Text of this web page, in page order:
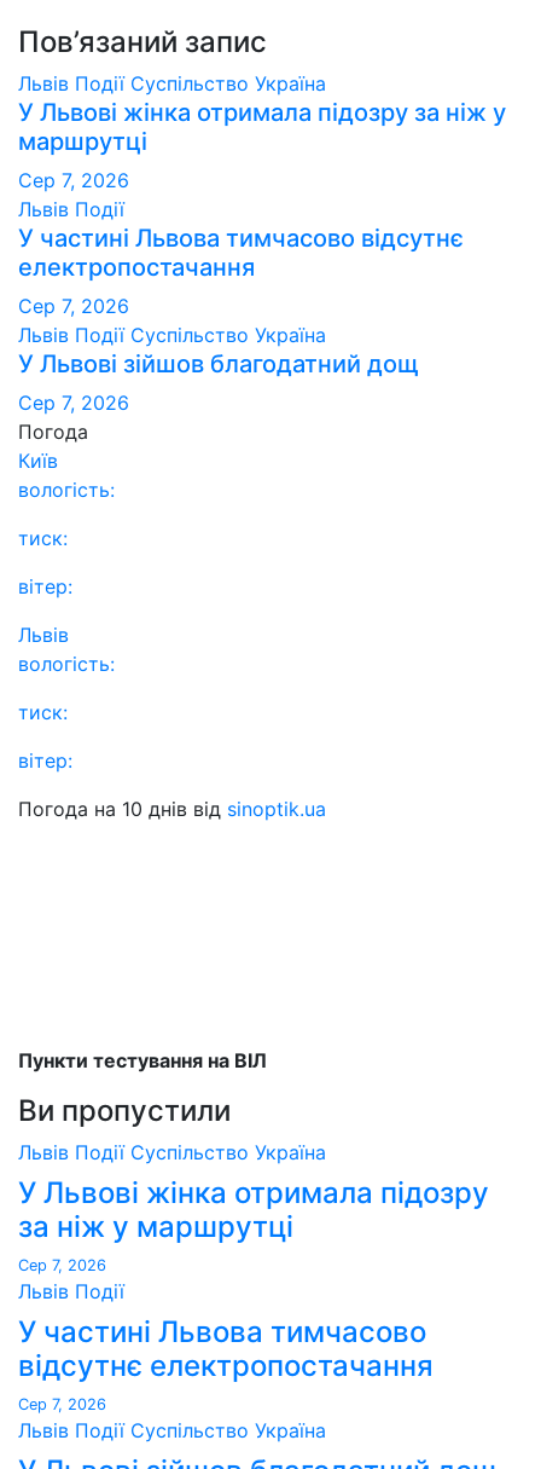
Пов’язаний запис
Львів Події Суспільство Україна
У Львові жінка отримала підозру за ніж у
маршрутці
Сер 7, 2026
Львів Події
У частині Львова тимчасово відсутнє
електропостачання
Сер 7, 2026
Львів Події Суспільство Україна
У Львові зійшов благодатний дощ
Сер 7, 2026
Погода
Київ
вологість:
тиск:
вітер:
Львів
вологість:
тиск:
вітер:
Погода на 10 днів від sinoptik.ua
Пункти тестування на ВІЛ
Ви пропустили
Львів Події Суспільство Україна
У Львові жінка отримала підозру
за ніж у маршрутці
Сер 7, 2026
Львів Події
У частині Львова тимчасово
відсутнє електропостачання
Сер 7, 2026
Львів Події Суспільство Україна